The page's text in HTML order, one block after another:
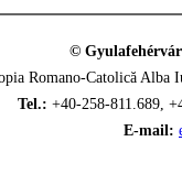
©
Romano-Catolică
Tel.: +40-258-811.689,
E-mail: